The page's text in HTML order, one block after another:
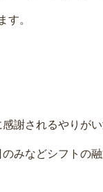
す。
謝されるやりが
みなどシフトの